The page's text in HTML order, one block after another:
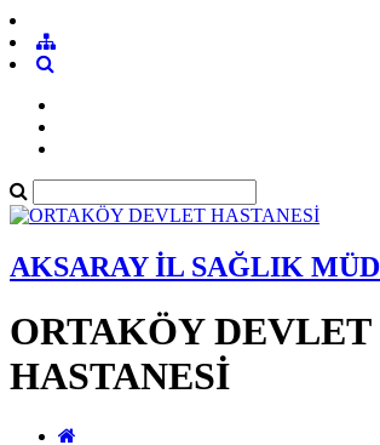
AKSARAY İL SAĞLIK
ORTAKÖY DEVLET
HASTANESİ